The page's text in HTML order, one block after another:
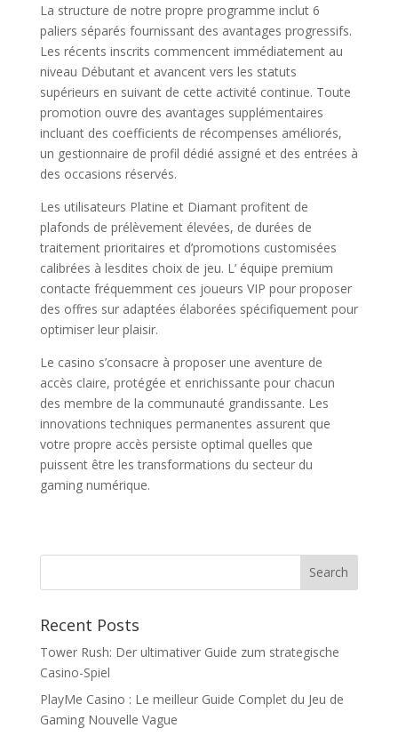
La structure de notre propre programme inclut 6
paliers séparés fournissant des avantages progressifs.
Les récents inscrits commencent immédiatement au
niveau Débutant et avancent vers les statuts
supérieurs en suivant de cette activité continue. Toute
promotion ouvre des avantages supplémentaires
incluant des coefficients de récompenses améliorés,
un gestionnaire de profil dédié assigné et des entrées à
des occasions réservés.
Les utilisateurs Platine et Diamant profitent de
plafonds de prélèvement élevées, de durées de
traitement prioritaires et d’promotions customisées
calibrées à lesdites choix de jeu. L’ équipe premium
contacte fréquemment ces joueurs VIP pour proposer
des offres sur adaptées élaborées spécifiquement pour
optimiser leur plaisir.
Le casino s’consacre à proposer une aventure de
accès claire, protégée et enrichissante pour chacun
des membre de la communauté grandissante. Les
innovations techniques permanentes assurent que
votre propre accès persiste optimal quelles que
puissent être les transformations du secteur du
gaming numérique.
Recent Posts
Tower Rush: Der ultimativer Guide zum strategische
Casino-Spiel
PlayMe Casino : Le meilleur Guide Complet du Jeu de
Gaming Nouvelle Vague